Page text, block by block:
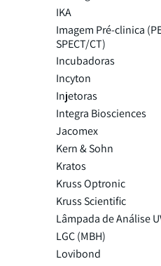
IKA
Imagem Pré-clinica
SPECT/CT)
Incubadoras
Incyton
Injetoras
Integra Biosciences
Jacomex
Kern & Sohn
Kratos
Kruss Optronic
Kruss Scientific
Lâmpada de Análise
LGC (MBH)
Lovibond